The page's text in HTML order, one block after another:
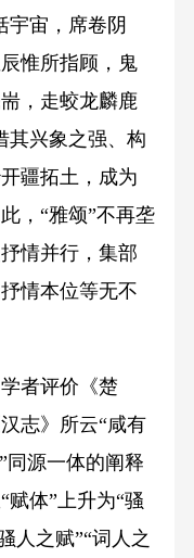
宇宙，席卷阴
惟所指顾，鬼
，走蛟龙麟鹿
其兴象之强、构
疆拓土，成为
，“雅颂”不再垄
情并行，集部
情本位等无不
者评价《楚
志》所云“咸有
同源一体的阐释
赋体”上升为“骚
人之赋”“词人之